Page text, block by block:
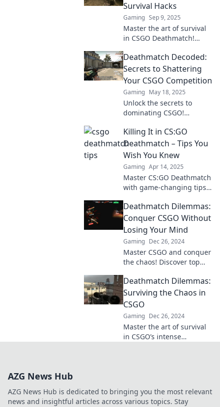
Survival Hacks
Gaming Sep 9, 2025
Master the art of survival
in CSGO Deathmatch!
for knives, guns, and wits
that guarantee victory.
Don't miss out!
Deathmatch Decoded:
Secrets to Shattering
Your CSGO Competition
Gaming May 18, 2025
Unlock the secrets to
dominating CSGO!
to crush your competition
and elevate your
gameplay today!
Killing It in CS:GO
Deathmatch – Tips You
Wish You Knew
Gaming Apr 14, 2025
Master CS:GO Deathmatch
with game-changing tips!
dominate the competition
like never before. Click to
level up!
Deathmatch Dilemmas:
Conquer CSGO Without
Losing Your Mind
Gaming Dec 26, 2024
Master CSGO and conquer
the chaos! Discover top
deathmatches without
losing your sanity.
Deathmatch Dilemmas:
Surviving the Chaos in
CSGO
Gaming Dec 26, 2024
Master the art of survival
in CSGO’s intense
AZG News Hub
AZG News Hub is dedicated to bringing you the most relevant
news and insightful articles across various topics. Stay